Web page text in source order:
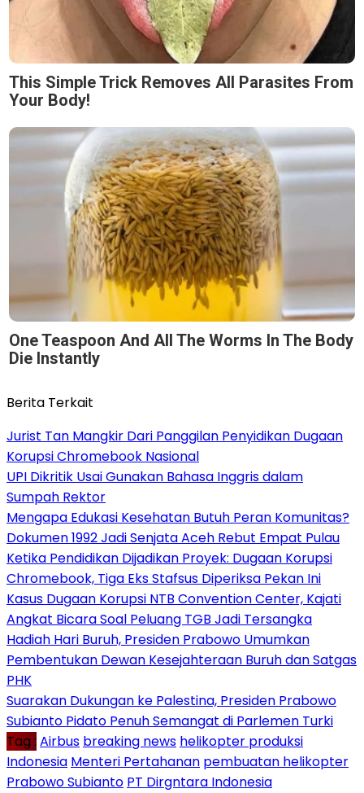
This Simple Trick Removes All Parasites From
Your Body!
One Teaspoon And All The Worms In The Body
Die Instantly
Berita Terkait
Jurist Tan Mangkir Dari Panggilan Penyidikan Dugaan
Korupsi Chromebook Nasional
UPI Dikritik Usai Gunakan Bahasa Inggris dalam
Sumpah Rektor
Mengapa Edukasi Kesehatan Butuh Peran Komunitas?
Dokumen 1992 Jadi Senjata Aceh Rebut Empat Pulau
Ketika Pendidikan Dijadikan Proyek: Dugaan Korupsi
Chromebook, Tiga Eks Stafsus Diperiksa Pekan Ini
Kasus Dugaan Korupsi NTB Convention Center, Kajati
Angkat Bicara Soal Peluang TGB Jadi Tersangka
Hadiah Hari Buruh, Presiden Prabowo Umumkan
Pembentukan Dewan Kesejahteraan Buruh dan Satgas
PHK
Suarakan Dukungan ke Palestina, Presiden Prabowo
Subianto Pidato Penuh Semangat di Parlemen Turki
Tag : Airbus breaking news helikopter produksi
Indonesia Menteri Pertahanan pembuatan helikopter
Prabowo Subianto PT Dirgntara Indonesia